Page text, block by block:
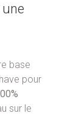
base
pour
sur le